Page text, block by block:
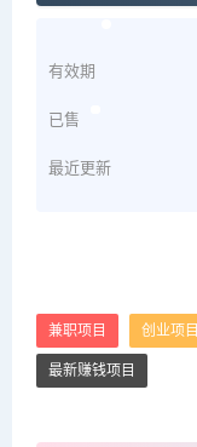
有效期
已售
最近更新
兼职项目 创业项目
最新赚钱项目